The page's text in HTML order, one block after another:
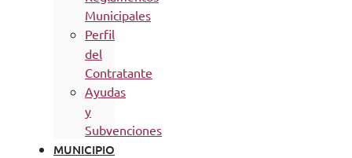
Municipales
Perfil
del
Contratante
Ayudas
y
Subvenciones
MUNICIPIO